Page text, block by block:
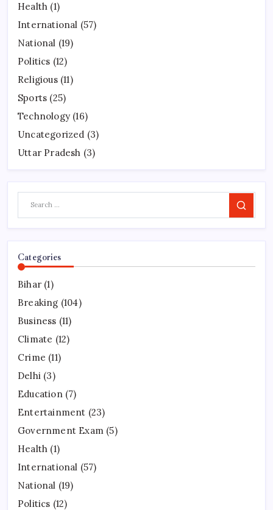
Health (1)
International (57)
National (19)
Politics (12)
Religious(11)
Sports (25)
Technology (16)
Uncategorized (3)
Uttar Pradesh (3)
Search
Categories
Bihar (1)
Breaking (104)
Business (11)
Climate (12)
Crime (11)
Delhi (3)
Education (7)
Entertainment (23)
Government Exam (5)
Health (1)
International (57)
National (19)
Politics (12)